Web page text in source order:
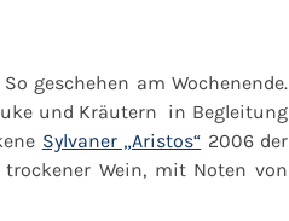
geschehen am Wochenende.
und Kräutern in Begleitung
Sylvaner „Aristos“ 2006 der
Wein, mit Noten von